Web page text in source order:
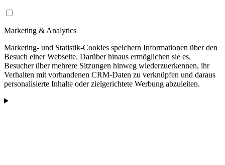
Marketing & Analytics
Marketing- und Statistik-Cookies speichern Informationen über den
Besuch einer Webseite. Darüber hinaus ermöglichen sie es,
Besucher über mehrere Sitzungen hinweg wiederzuerkennen, ihr
Verhalten mit vorhandenen CRM-Daten zu verknüpfen und daraus
personalisierte Inhalte oder zielgerichtete Werbung abzuleiten.